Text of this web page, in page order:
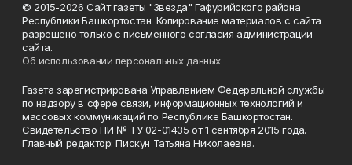
© 2015-2026 Сайт газеты "Звезда" Гафурийского района
Республики Башкортостан. Копирование материалов с сайта
разрешено только с письменного согласия администрации
сайта.
Об использовании персональных данных
Газета зарегистрирована Управлением Федеральной службы
по надзору в сфере связи, информационных технологий и
массовых коммуникаций по Республике Башкортостан.
Свидетельство ПИ № ТУ 02-01435 от 1 сентября 2015 года.
Главный редактор: Пискун Татьяна Николаевна.